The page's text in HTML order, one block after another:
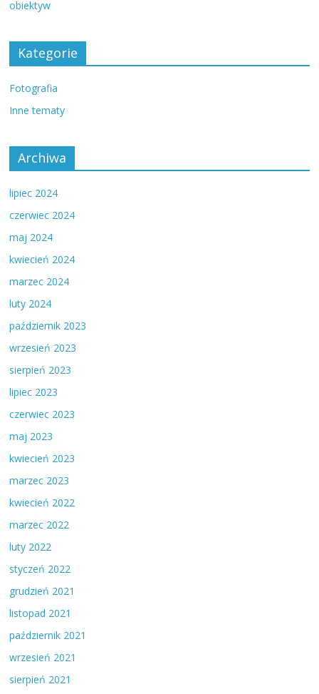
obiektyw
Kategorie
Fotografia
Inne tematy
Archiwa
lipiec 2024
czerwiec 2024
maj 2024
kwiecień 2024
marzec 2024
luty 2024
październik 2023
wrzesień 2023
sierpień 2023
lipiec 2023
czerwiec 2023
maj 2023
kwiecień 2023
marzec 2023
kwiecień 2022
marzec 2022
luty 2022
styczeń 2022
grudzień 2021
listopad 2021
październik 2021
wrzesień 2021
sierpień 2021